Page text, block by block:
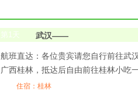
第1天 武汉——
航班直达：各位贵宾请您自行前往武
广西桂林，抵达后自由前往桂林小吃
住宿：桂林